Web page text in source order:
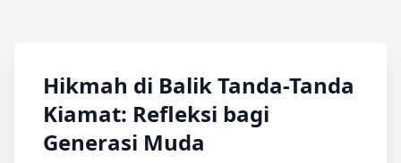
Hikmah di Balik Tanda-Tanda
Kiamat: Refleksi bagi
Generasi Muda